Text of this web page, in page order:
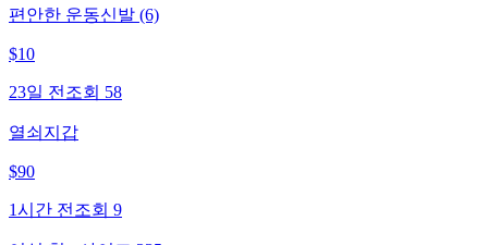
편안한 운동신발 (6)
$10
23일 전 조회 58
열쇠지갑
$90
1시간 전 조회 9